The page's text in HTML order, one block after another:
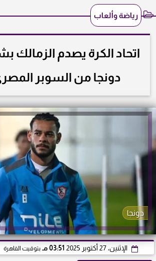
رياضة وألعاب
اتحاد الكرة يصدم
دونجا من السوبر المصري
دونجا
الإثنين، 27 أكتوبر 2025 03:51 مـ بتوقيت القاهرة